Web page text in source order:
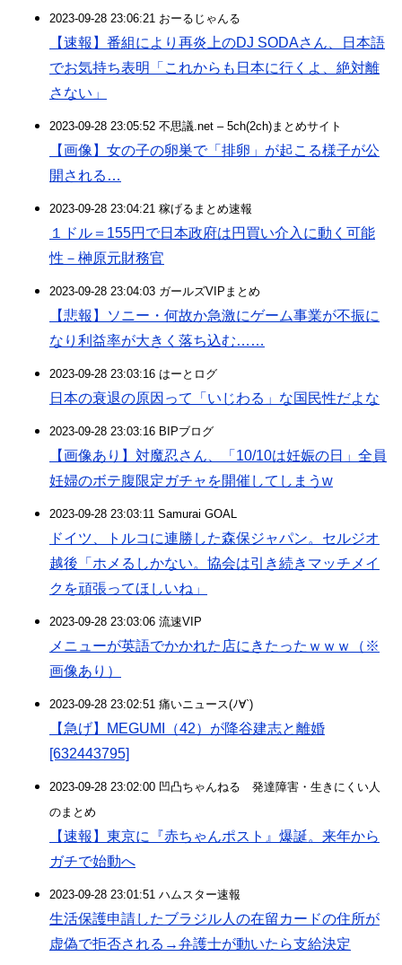
2023-09-28 23:06:21 おーるじゃんる
【速報】番組により再炎上のDJ SODAさん、日本語
でお気持ち表明「これからも日本に行くよ、絶対離
さない」
2023-09-28 23:05:52 不思議.net – 5ch(2ch)まとめサイト
【画像】女の子の卵巣で「排卵」が起こる様子が公
開される…
2023-09-28 23:04:21 稼げるまとめ速報
１ドル＝155円で日本政府は円買い介入に動く可能
性－榊原元財務官
2023-09-28 23:04:03 ガールズVIPまとめ
【悲報】ソニー・何故か急激にゲーム事業が不振に
なり利益率が大きく落ち込む……
2023-09-28 23:03:16 はーとログ
日本の衰退の原因って「いじわる」な国民性だよな
2023-09-28 23:03:16 BIPブログ
【画像あり】対魔忍さん、「10/10は妊娠の日」全員
妊婦のボテ腹限定ガチャを開催してしまうw
2023-09-28 23:03:11 Samurai GOAL
ドイツ、トルコに連勝した森保ジャパン。セルジオ
越後「ホメるしかない。協会は引き続きマッチメイ
クを頑張ってほしいね」
2023-09-28 23:03:06 流速VIP
メニューが英語でかかれた店にきたったｗｗｗ（※
画像あり）
2023-09-28 23:02:51 痛いニュース(ﾉ∀`)
【急げ】MEGUMI（42）が降谷建志と離婚
[632443795]
2023-09-28 23:02:00 凹凸ちゃんねる 発達障害・生きにくい人
のまとめ
【速報】東京に『赤ちゃんポスト』爆誕。来年から
ガチで始動へ
2023-09-28 23:01:51 ハムスター速報
生活保護申請したブラジル人の在留カードの住所が
虚偽で拒否される→弁護士が動いたら支給決定